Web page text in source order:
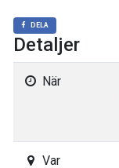
DELA
Detaljer
När
Var